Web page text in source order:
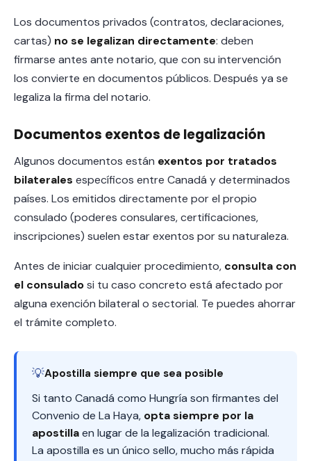
Los documentos privados (contratos, declaraciones,
cartas) no se legalizan directamente: deben
firmarse antes ante notario, que con su intervención
los convierte en documentos públicos. Después ya se
legaliza la firma del notario.
Documentos exentos de legalización
Algunos documentos están exentos por tratados
bilaterales específicos entre Canadá y determinados
países. Los emitidos directamente por el propio
consulado (poderes consulares, certificaciones,
inscripciones) suelen estar exentos por su naturaleza.
Antes de iniciar cualquier procedimiento, consulta con
el consuladosi tu caso concreto está afectado por
alguna exención bilateral o sectorial. Te puedes ahorrar
el trámite completo.
💡Apostilla siempre que sea posible
Si tanto Canadá como Hungría son firmantes del
Convenio de La Haya, opta siempre por la
apostillaen lugar de la legalización tradicional.
La apostilla es un único sello, mucho más rápida